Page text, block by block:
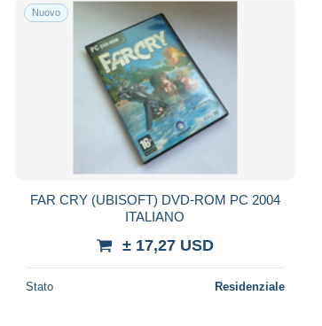
Nuovo
FAR CRY (UBISOFT) DVD-ROM PC 2004
ITALIANO
± 17,27 USD
Stato Residenziale